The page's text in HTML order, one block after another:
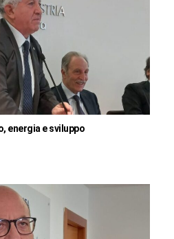
energia e sviluppo